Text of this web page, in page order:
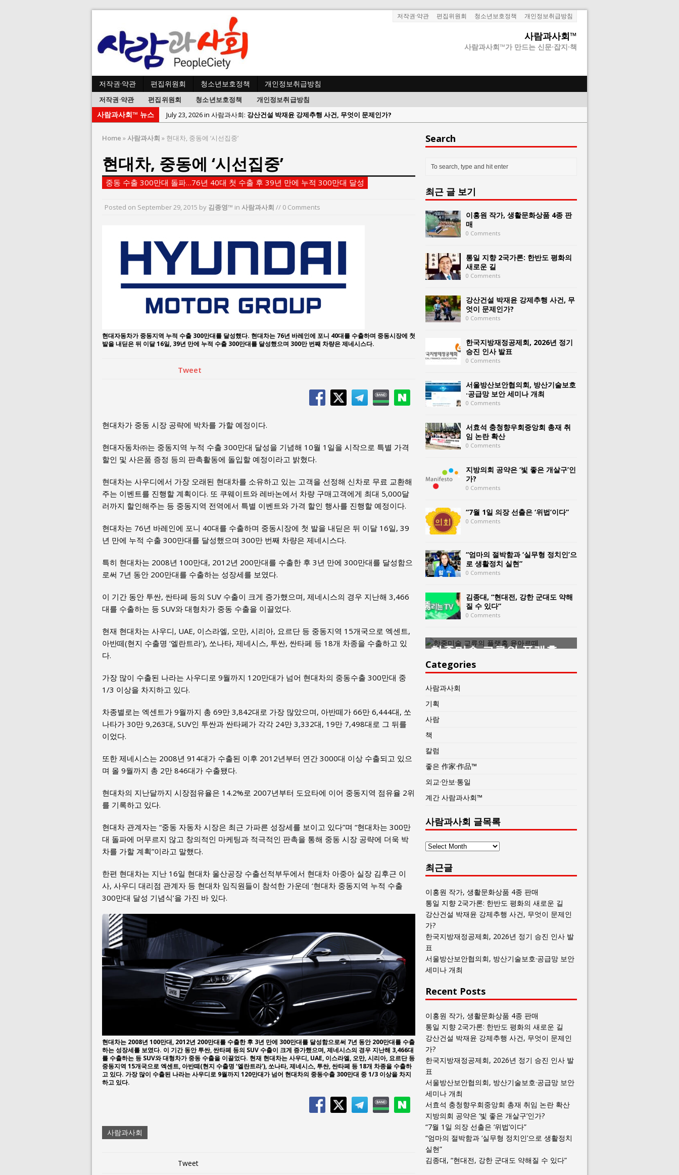
저작권·약관 편집위원회 청소년보호정책 개인정보취급방침
사람과사회™
사람과사회™가 만드는 신문·잡지·책
저작권·약관 편집위원회 청소년보호정책 개인정보취급방침
저작권·약관 편집위원회 청소년보호정책 개인정보취급방침
사람과사회™ 뉴스 July 23, 2026 in 사람과사회: 강산건설 박재윤 강제추행 사건, 무엇이 문제인가?
June 22, 2026 in 사람과사회:서효석 충청향우회중앙회 총재 취임 논란 확산
June 8, 2026 in 사람과사회:지방의회 공약은 ‘빛 좋은 개살구’인가?
June 2, 2026 in 사람과사회:“7월 1일 의장 선출은 ‘위법’이다”
May 27, 2026 in 사람과사회:“엄마의 절박함과 ‘실무형 정치인’으로 생활정치 실현”
July 26, 2026 in 사람과사회:통일 지향 2국가론: 한반도 평화의 새로운 길
Home »사람과사회 » 현대차, 중동에 ‘시선집중’
현대차, 중동에 ‘시선집중’
중동 수출 300만대 돌파…76년 40대 첫 수출 후 39년 만에 누적 300만대 달성
Posted on September 29, 2015 by 김종영™ in 사람과사회 // 0 Comments
현대자동차가 중동지역 누적 수출 300만대를 달성했다. 현대차는 76년 바레인에 포니 40대를 수출하며 중동시장에 첫
발을 내딛은 뒤 이달 16일, 39년 만에 누적 수출 300만대를 달성했으며 300만 번째 차량은 제네시스다.
Tweet
현대차가 중동 시장 공략에 박차를 가할 예정이다.
현대자동차㈜는 중동지역 누적 수출 300만대 달성을 기념해 10월 1일을 시작으로 특별 가격
할인 및 사은품 증정 등의 판촉활동에 돌입할 예정이라고 밝혔다.
현대차는 사우디에서 가장 오래된 현대차를 소유하고 있는 고객을 선정해 신차로 무료 교환해
주는 이벤트를 진행할 계획이다. 또 쿠웨이트와 레바논에서 차량 구매고객에게 최대 5,000달
러까지 할인해주는 등 중동지역 전역에서 특별 이벤트와 가격 할인 행사를 진행할 예정이다.
현대차는 76년 바레인에 포니 40대를 수출하며 중동시장에 첫 발을 내딛은 뒤 이달 16일, 39
년 만에 누적 수출 300만대를 달성했으며 300만 번째 차량은 제네시스다.
특히 현대차는 2008년 100만대, 2012년 200만대를 수출한 후 3년 만에 300만대를 달성함으
로써 7년 동안 200만대를 수출하는 성장세를 보였다.
이 기간 동안 투싼, 싼타페 등의 SUV 수출이 크게 증가했으며, 제네시스의 경우 지난해 3,466
대를 수출하는 등 SUV와 대형차가 중동 수출을 이끌었다.
현재 현대차는 사우디, UAE, 이스라엘, 오만, 시리아, 요르단 등 중동지역 15개국으로 엑센트,
아반떼(현지 수출명 ‘엘란트라’), 쏘나타, 제네시스, 투싼, 싼타페 등 18개 차종을 수출하고 있
다.
가장 많이 수출된 나라는 사우디로 9월까지 120만대가 넘어 현대차의 중동수출 300만대 중
1/3 이상을 차지하고 있다.
차종별로는 엑센트가 9월까지 총 69만 3,842대로 가장 많았으며, 아반떼가 66만 6,444대, 쏘
나타가 30만 9,263대, SUV인 투싼과 싼타페가 각각 24만 3,332대, 19만 7,498대로 그 뒤를
이었다.
또한 제네시스는 2008년 914대가 수출된 이후 2012년부터 연간 3000대 이상 수출되고 있으
며 올 9월까지 총 2만 846대가 수출됐다.
현대차의 지난달까지 시장점유율은 14.2%로 2007년부터 도요타에 이어 중동지역 점유율 2위
를 기록하고 있다.
현대차 관계자는 “중동 자동차 시장은 최근 가파른 성장세를 보이고 있다”며 “현대차는 300만
대 돌파에 머무르지 않고 창의적인 마케팅과 적극적인 판촉을 통해 중동 시장 공략에 더욱 박
차를 가할 계획”이라고 말했다.
한편 현대차는 지난 16일 현대차 울산공장 수출선적부두에서 현대차 아중아 실장 김후근 이
사, 사우디 대리점 관계자 등 현대차 임직원들이 참석한 가운데 ‘현대차 중동지역 누적 수출
300만대 달성 기념식’을 가진 바 있다.
현대차는 2008년 100만대, 2012년 200만대를 수출한 후 3년 만에 300만대를 달성함으로써 7년 동안 200만대를 수출
하는 성장세를 보였다. 이 기간 동안 투싼, 싼타페 등의 SUV 수출이 크게 증가했으며, 제네시스의 경우 지난해 3,466대
를 수출하는 등 SUV와 대형차가 중동 수출을 이끌었다. 현재 현대차는 사우디, UAE, 이스라엘, 오만, 시리아, 요르단 등
중동지역 15개국으로 엑센트, 아반떼(현지 수출명 ‘엘란트라’), 쏘나타, 제네시스, 투싼, 싼타페 등 18개 차종을 수출하
고 있다. 가장 많이 수출된 나라는 사우디로 9월까지 120만대가 넘어 현대차의 중동수출 300만대 중 1/3 이상을 차지
하고 있다.
사람과사회
Tweet
Search
최근 글 보기
이홍원 작가, 생활문화상품 4종 판
매
0 Comments
통일 지향 2국가론: 한반도 평화의
새로운 길
0 Comments
강산건설 박재윤 강제추행 사건, 무
엇이 문제인가?
0 Comments
한국지방재정공제회, 2026년 정기
승진 인사 발표
0 Comments
서울방산보안협의회, 방산기술보호
·공급망 보안 세미나 개최
0 Comments
서효석 충청향우회중앙회 총재 취
임 논란 확산
0 Comments
지방의회 공약은 ‘빛 좋은 개살구’인
가?
0 Comments
“7월 1일 의장 선출은 ‘위법’이다”
0 Comments
“엄마의 절박함과 ‘실무형 정치인’으
로 생활정치 실현”
0 Comments
김종대, “현대전, 강한 군대도 약해
질 수 있다”
0 Comments
한중미술 교류의 플랫홈
한중미술 교류의 플랫홈
윤아르떼
Categories
사람과사회
기획
사람
책
칼럼
좋은 作家·作品™
외교·안보·통일
계간 사람과사회™
사람과사회 글목록
사
과
사
회
글
목
록
최근글
이홍원 작가, 생활문화상품 4종 판매
통일 지향 2국가론: 한반도 평화의 새로운 길
강산건설 박재윤 강제추행 사건, 무엇이 문제인
가?
한국지방재정공제회, 2026년 정기 승진 인사 발
표
서울방산보안협의회, 방산기술보호·공급망 보안
세미나 개최
Recent Posts
이홍원 작가, 생활문화상품 4종 판매
통일 지향 2국가론: 한반도 평화의 새로운 길
강산건설 박재윤 강제추행 사건, 무엇이 문제인
가?
한국지방재정공제회, 2026년 정기 승진 인사 발
표
서울방산보안협의회, 방산기술보호·공급망 보안
세미나 개최
서효석 충청향우회중앙회 총재 취임 논란 확산
지방의회 공약은 ‘빛 좋은 개살구’인가?
“7월 1일 의장 선출은 ‘위법’이다”
“엄마의 절박함과 ‘실무형 정치인’으로 생활정치
실현”
김종대, “현대전, 강한 군대도 약해질 수 있다”